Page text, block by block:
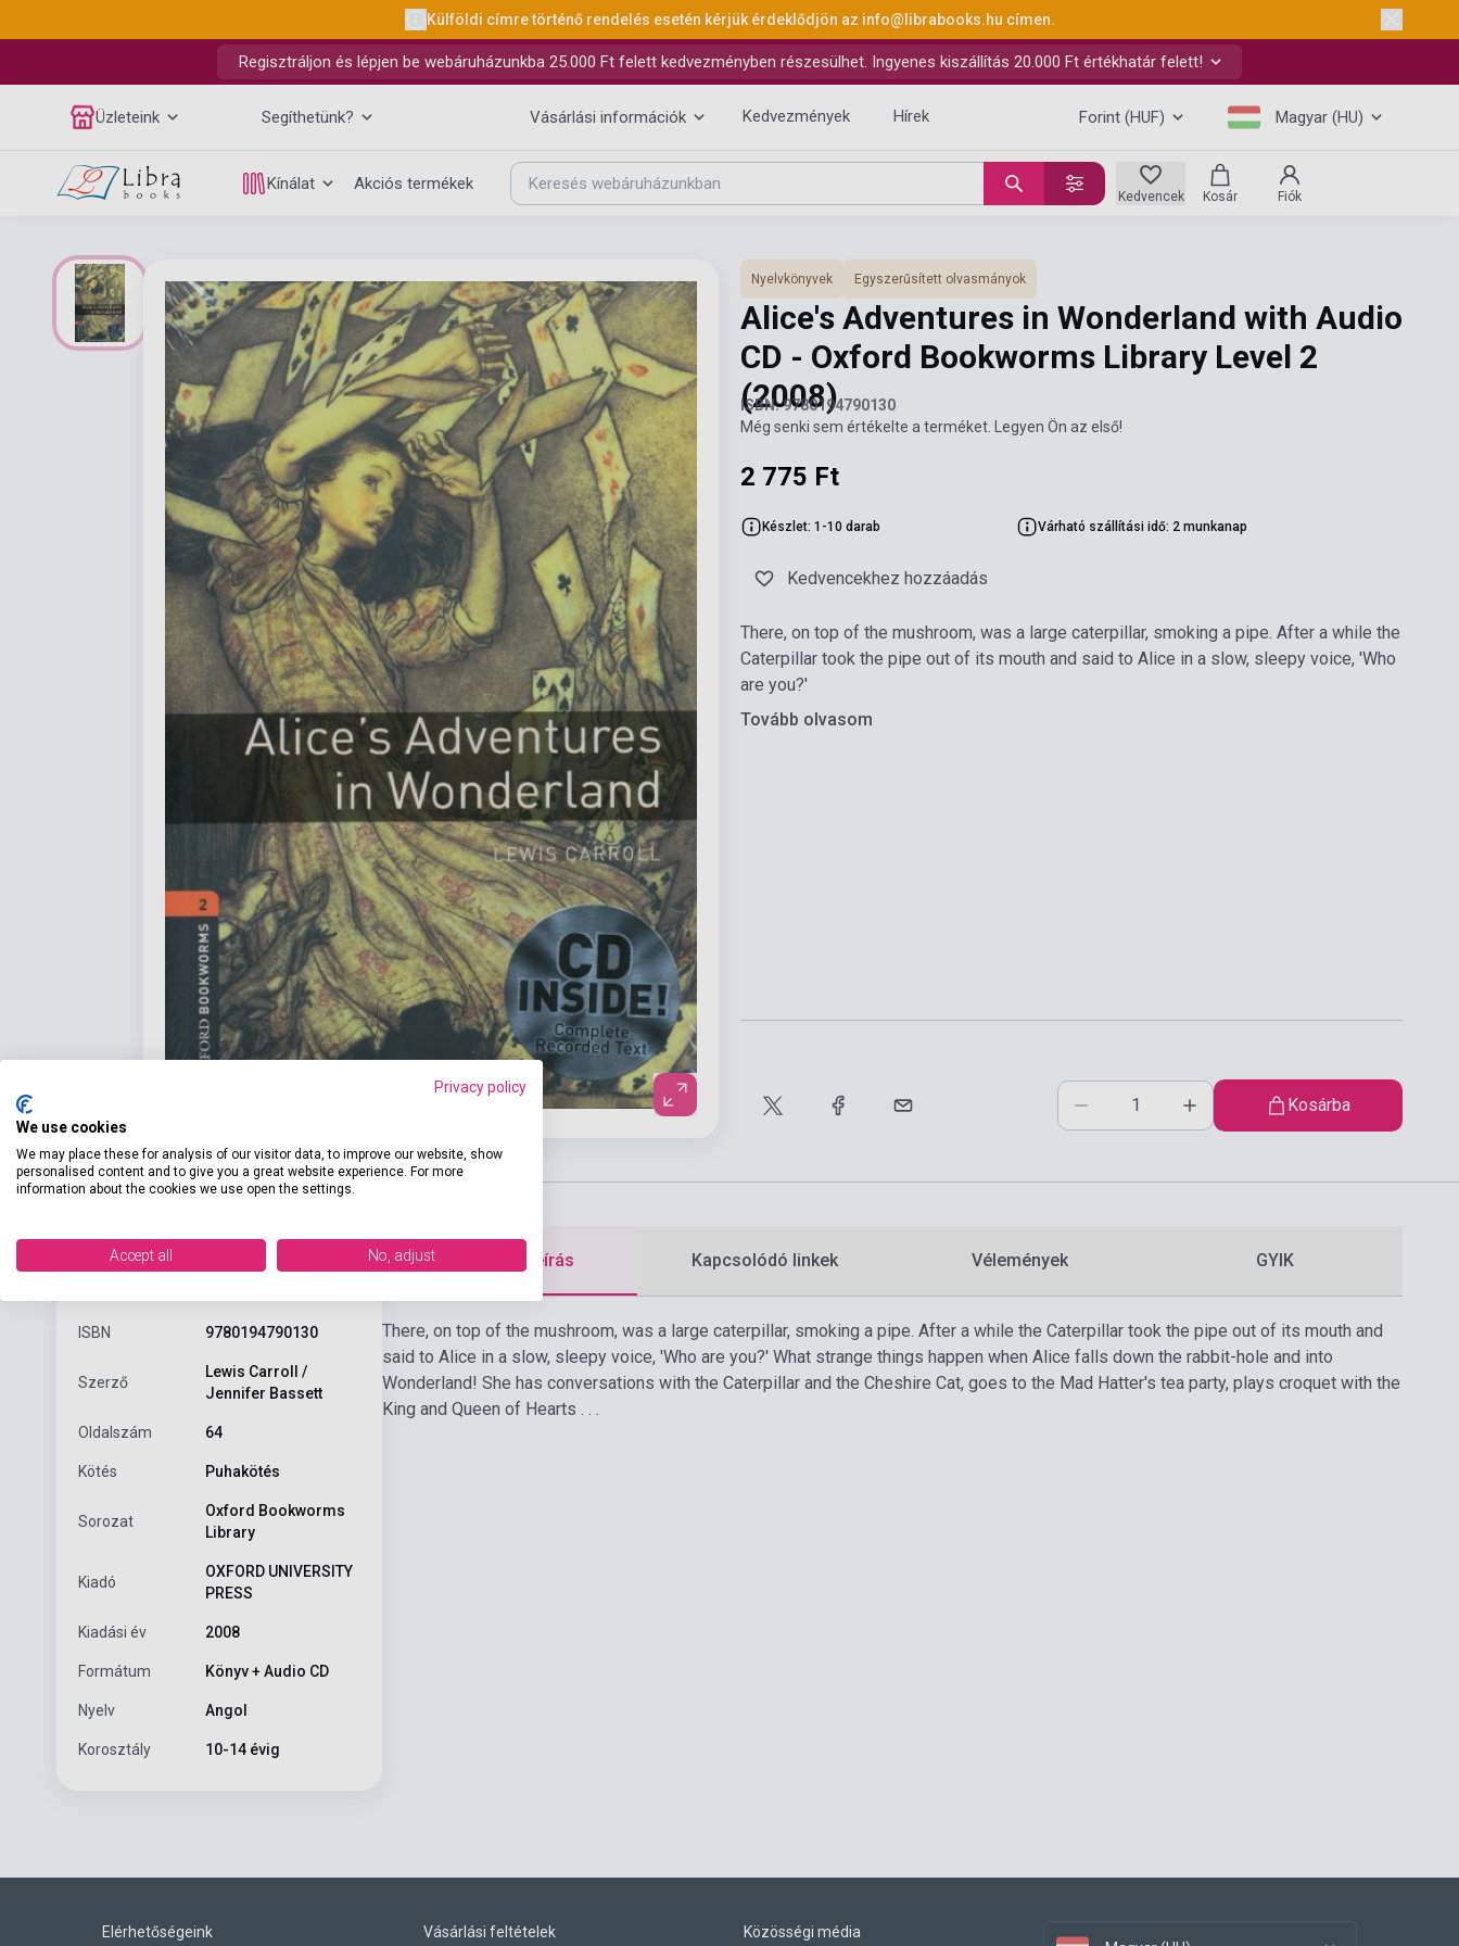
Külföldi címre történő rendelés esetén kérjük érdeklődjön az info@librabooks.hu címen.
Regisztráljon és lépjen be webáruházunkba 25.000 Ft felett kedvezményben részesülhet. Ingyenes kiszállítás 20.000 Ft értékhatár felett!
Üzleteink Segíthetünk? Vásárlási információk Kedvezmények Hírek Forint (HUF) Magyar (HU)
Kínálat Akciós termékek
Kedvencek Kosár Fiók
Nyelvkönyvek Egyszerűsített olvasmányok
Alice's Adventures in Wonderland with Audio
CD - Oxford Bookworms Library Level 2
(2008)
ISBN: 9780194790130
Még senki sem értékelte a terméket. Legyen Ön az első!
2 775 Ft
Készlet: 1-10 darab Várható szállítási idő: 2 munkanap
Kedvencekhez hozzáadás
There, on top of the mushroom, was a large caterpillar, smoking a pipe. After a while the
Caterpillar took the pipe out of its mouth and said to Alice in a slow, sleepy voice, 'Who
are you?'
Tovább olvasom
Kosárba
Termékjellemzők
ISBN 9780194790130
Szerző
Lewis Carroll /
Jennifer Bassett
Oldalszám 64
Kötés Puhakötés
Sorozat
Oxford Bookworms
Library
Kiadó
OXFORD UNIVERSITY
PRESS
Kiadási év 2008
Formátum Könyv + Audio CD
Nyelv Angol
Korosztály 10-14 évig
Részletes leírás Kapcsolódó linkek Vélemények GYIK
There, on top of the mushroom, was a large caterpillar, smoking a pipe. After a while the Caterpillar took the pipe out of its mouth and
said to Alice in a slow, sleepy voice, 'Who are you?' What strange things happen when Alice falls down the rabbit-hole and into
Wonderland! She has conversations with the Caterpillar and the Cheshire Cat, goes to the Mad Hatter's tea party, plays croquet with the
King and Queen of Hearts . . .
Elérhetőségeink Vásárlási feltételek
Közösségi média
Privacy policy
We use cookies
We may place these for analysis of our visitor data, to improve our website, show
personalised content and to give you a great website experience. For more
information about the cookies we use open the settings.
Accept all No, adjust